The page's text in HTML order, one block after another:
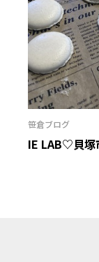
笹倉ブログ
IE LAB♡貝塚